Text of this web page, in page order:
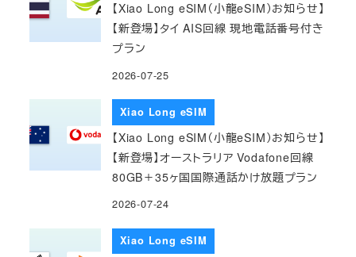
【Xiao Long eSIM（小龍eSIM）お知らせ】
【新登場】タイ AIS回線 現地電話番号付き
プラン
2026-07-25
Xiao Long eSIM
【Xiao Long eSIM（小龍eSIM）お知らせ】
【新登場】オーストラリア Vodafone回線
80GB＋35ヶ国国際通話かけ放題プラン
2026-07-24
Xiao Long eSIM